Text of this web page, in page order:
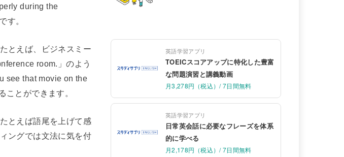
during the
す。
とえば、ビジネスミー
room.」のよう
see that movie on the
とができます。
とえば語尾を上げて感
ングでは文法に気を付
英語学習アプリ
TOEICスコアアップに特化した豊富
な問題演習と講義動画
月3,278円（税込）/ 7日間無料
英語学習アプリ
日常英会話に必要なフレーズを体系
的に学べる
月2,178円（税込）/ 7日間無料